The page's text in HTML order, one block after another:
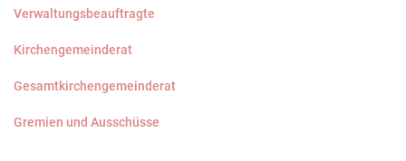
Verwaltungsbeauftragte
Kirchengemeinderat
Gesamtkirchengemeinderat
Gremien und Ausschüsse